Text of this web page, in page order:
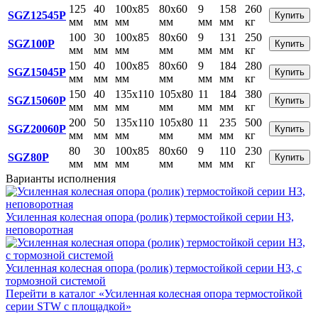
SGZ12545P
125
мм
40
мм
100x85
мм
80x60
мм
9
мм
158
мм
260
кг
Купить
SGZ100P
100
мм
30
мм
100x85
мм
80x60
мм
9
мм
131
мм
250
кг
Купить
SGZ15045P
150
мм
40
мм
100x85
мм
80x60
мм
9
мм
184
мм
280
кг
Купить
SGZ15060P
150
мм
40
мм
135x110
мм
105x80
мм
11
мм
184
мм
380
кг
Купить
SGZ20060P
200
мм
50
мм
135x110
мм
105x80
мм
11
мм
235
мм
500
кг
Купить
SGZ80P
80
мм
30
мм
100x85
мм
80x60
мм
9
мм
110
мм
230
кг
Купить
Варианты исполнения
Усиленная колесная опора (ролик) термостойкой серии Н3,
неповоротная
Усиленная колесная опора (ролик) термостойкой серии Н3, с
тормозной системой
Перейти в каталог «Усиленная колесная опора термостойкой
серии STW с площадкой»